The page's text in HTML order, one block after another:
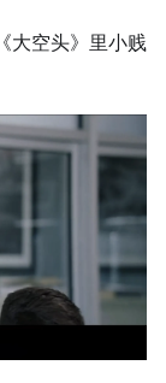
大空头》里小贱